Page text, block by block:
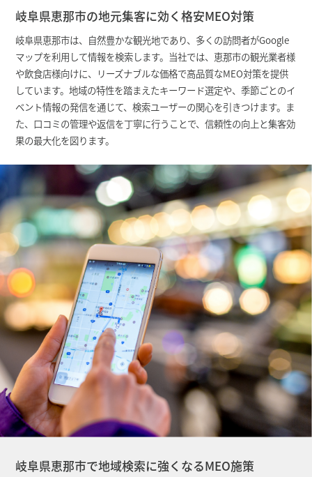
岐阜県恵那市の地元集客に効く格安MEO対策
岐阜県恵那市は、自然豊かな観光地であり、多くの訪問者がGoogle
マップを利用して情報を検索します。当社では、恵那市の観光業者様
や飲食店様向けに、リーズナブルな価格で高品質なMEO対策を提供
しています。地域の特性を踏まえたキーワード選定や、季節ごとのイ
ベント情報の発信を通じて、検索ユーザーの関心を引きつけます。ま
た、口コミの管理や返信を丁寧に行うことで、信頼性の向上と集客効
果の最大化を図ります。
岐阜県恵那市で地域検索に強くなるMEO施策